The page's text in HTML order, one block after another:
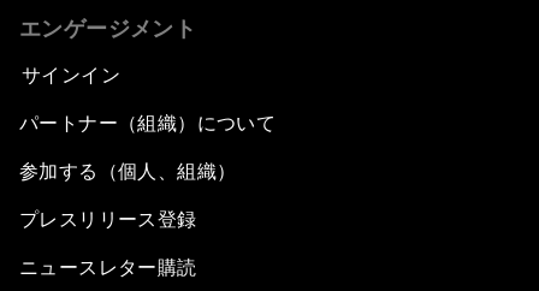
エンゲージメント
サインイン
パートナー（組織）について
参加する（個人、組織）
プレスリリース登録
ニュースレター購読